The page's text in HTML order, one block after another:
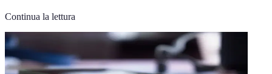
Continua la lettura